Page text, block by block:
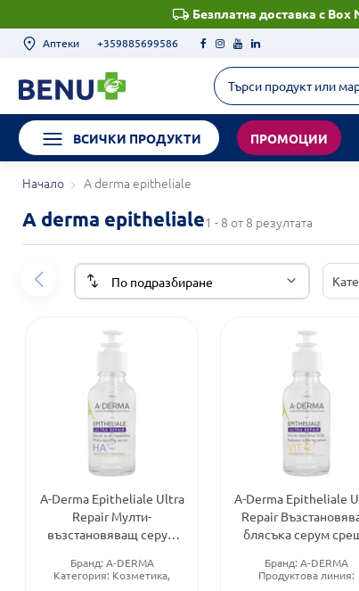
Безплатна доставка с Box
Аптеки +359885699586
ВСИЧКИ ПРОДУКТИ ПРОМОЦИИ
Начало A derma epitheliale
A derma epitheliale1 - 8 от 8 резултата
A-Derma Epitheliale Ultra
Repair Мулти-
възстановяващ серум
Бранд: A-DERMA
Категория: Козметика,
A-Derma Epitheliale
Repair
блясъка серум
Бранд:A-DERMA
Продуктова линия: